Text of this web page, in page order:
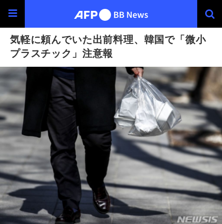
気軽に頼んでいた出前料理、韓国で「微小
プラスチック」注意報